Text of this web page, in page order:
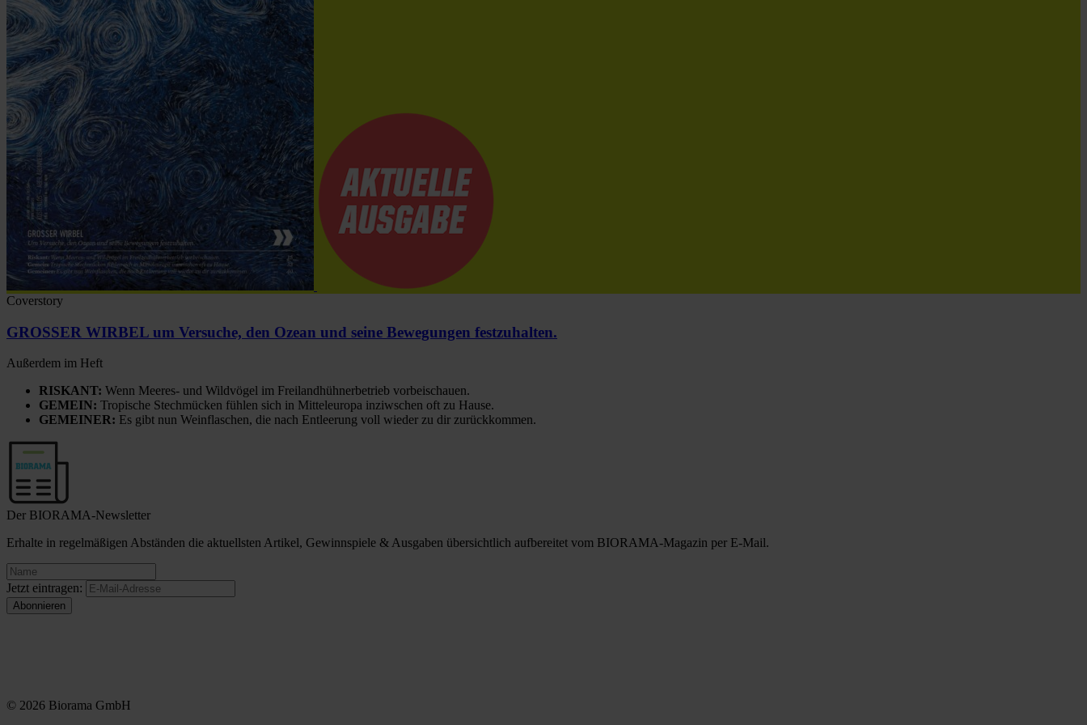
Coverstory
GROSSER WIRBEL um Versuche, den Ozean und seine Bewegungen festzuhalten.
Außerdem im Heft
RISKANT: Wenn Meeres- und Wildvögel im Freilandhühnerbetrieb vorbeischauen.
GEMEIN: Tropische Stechmücken fühlen sich in Mitteleuropa inziwschen oft zu Hause.
GEMEINER: Es gibt nun Weinflaschen, die nach Entleerung voll wieder zu dir zurückkommen.
Der BIORAMA-Newsletter
Erhalte in regelmäßigen Abständen die aktuellsten Artikel, Gewinnspiele & Ausgaben übersichtlich aufbereitet vom BIORAMA-Magazin per E-Mail.
Jetzt eintragen:
© 2026 Biorama GmbH